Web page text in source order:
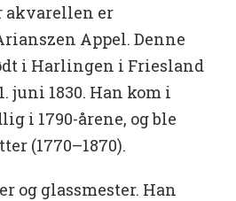
akvarellen er
Appel. Denne
i Harlingen i Friesland
juni 1830. Han kom i
i 1790-årene, og ble
(1770–1870).
og glassmester. Han